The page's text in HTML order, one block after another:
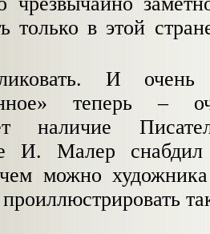
только в этой
И
теперь –
наличие
И. Малер снабдил
можно
проиллюстрировать